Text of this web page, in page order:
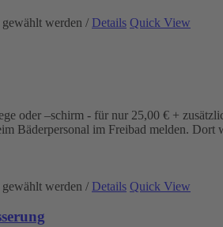
werden / Details Quick View
oder –schirm - für nur 25,00 € +
Bäderpersonal im Freibad melden.
werden / Details Quick View